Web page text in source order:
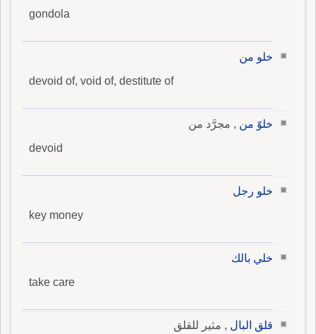
gondola
خلو من
devoid of, void of, destitute of
خلوّ من , مجرَّد من
devoid
خلو رجل
key money
خلي بالك
take care
قلق البال , مثير للقلق